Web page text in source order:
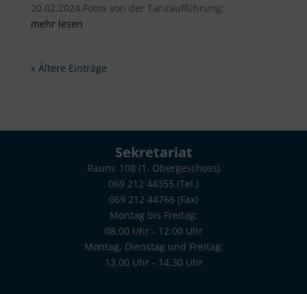
20.02.2024.Fotos von der Tanzaufführung:
mehr lesen
« Ältere Einträge
Sekretariat
Raum: 108 (1. Obergeschoss)
069 212 44355 (Tel.)
069 212 44766 (Fax)
Montag bis Freitag:
08.00 Uhr - 12.00 Uhr
Montag, Dienstag und Freitag:
13.00 Uhr - 14.30 Uhr